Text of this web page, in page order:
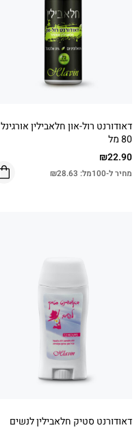
דאודורנט רול-און חלאבילין אורגינל
80 מל
₪22.90
מחיר ל-100מל: ₪28.63
דאודורנט סטיק חלאבילין לנשים